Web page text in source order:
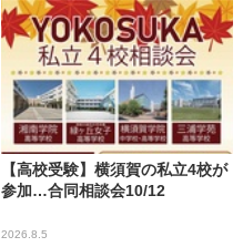
【高校受験】横須賀の私立4校が
参加…合同相談会10/12
2026.8.5